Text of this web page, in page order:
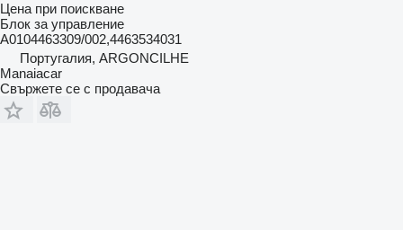
Цена при поискване
Блок за управление
A0104463309/002,4463534031
Португалия, ARGONCILHE
Manaiacar
Свържете се с продавача